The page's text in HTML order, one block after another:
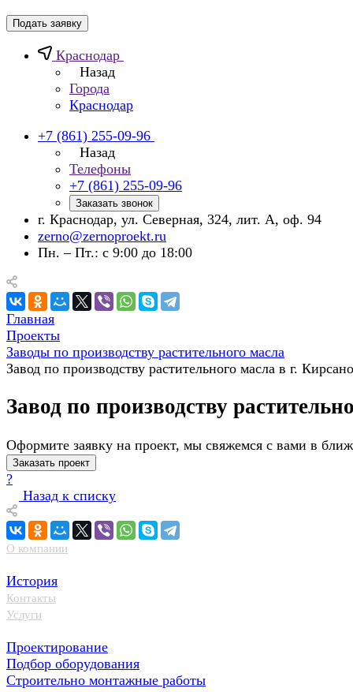
Подать заявку
Краснодар
Назад
Города
Краснодар
+7 (861) 255-09-96
Назад
Телефоны
+7 (861) 255-09-96
Заказать звонок
г. Краснодар, ул. Северная, 324, лит. А, оф. 94
zerno@zernoproekt.ru
Пн. – Пт.: с 9:00 до 18:00
Главная
Проекты
Заводы по производству растительного масла
Завод по производству растительного масла в г.
Завод по производству
Оформите заявку на проект, мы свяжемся с вами в
Заказать проект
?
Назад к списку
О компании
История
Контакты
Услуги
Проектирование
Подбор оборудования
Строительно монтажные работы